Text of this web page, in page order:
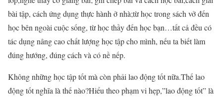
bài tập, cách ứng dụng thực hành ở nhà;từ học trong sách vở đến
học bên ngoài cuộc sống, từ học thầy đến học bạn…tất cả đều có
tác dụng nâng cao chất lượng học tập cho mình, nếu ta biết làm
đúng hướng, đúng cách và có nề nếp.
Không những học tập tốt mà còn phải lao động tốt nữa.Thế lao
động tốt nghĩa là thế nào?Hiểu theo phạm vi hẹp,”lao động tốt” là